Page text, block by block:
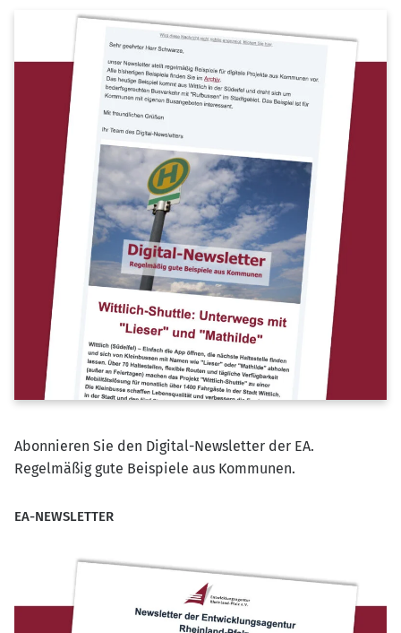
Abonnieren Sie den Digital-Newsletter der EA.
Regelmäßig gute Beispiele aus Kommunen.
EA-NEWSLETTER